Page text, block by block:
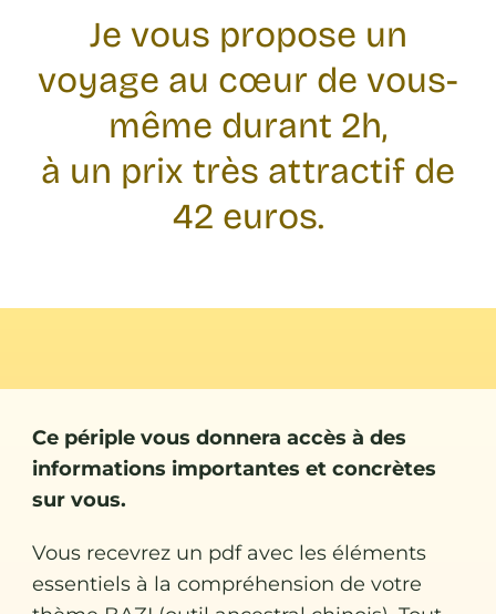
Je vous propose un
voyage au cœur de vous-
même durant 2h,
à un prix très attractif de
42 euros.
Ce périple vous donnera accès à des
informations importantes et concrètes
sur vous.
Vous recevrez un pdf avec les éléments
essentiels à la compréhension de votre